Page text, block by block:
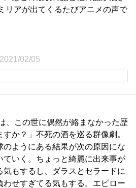
リアが出てくるたびアニメの声で
2021/02/05
、この世に偶然が絡まなかった歴
すか？」不死の酒を巡る群像劇。
のようにある結果が次の原因にな
ていく。ちょっと綺麗に出来事が
気もするし、ダラスとセラードに
わせすぎてる気もする。エピロー